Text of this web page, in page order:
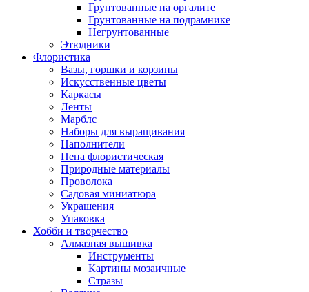
Грунтованные на оргалите
Грунтованные на подрамнике
Негрунтованные
Этюдники
Флористика
Вазы, горшки и корзины
Искусственные цветы
Каркасы
Ленты
Марблс
Наборы для выращивания
Наполнители
Пена флористическая
Природные материалы
Проволока
Садовая миниатюра
Украшения
Упаковка
Хобби и творчество
Алмазная вышивка
Инструменты
Картины мозаичные
Стразы